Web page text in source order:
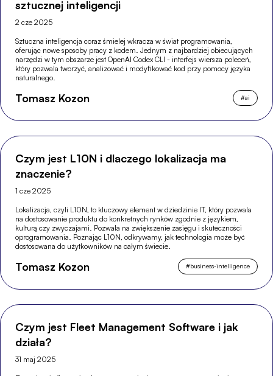
sztucznej inteligencji
2 cze 2025
Sztuczna inteligencja coraz śmielej wkracza w świat programowania,
oferując nowe sposoby pracy z kodem. Jednym z najbardziej obiecujących
narzędzi w tym obszarze jest OpenAI Codex CLI - interfejs wiersza poleceń,
który pozwala tworzyć, analizować i modyfikować kod przy pomocy języka
naturalnego.
Tomasz Kozon #ai
Czym jest L10N i dlaczego lokalizacja ma
znaczenie?
1 cze 2025
Lokalizacja, czyli L10N, to kluczowy element w dziedzinie IT, który pozwala
na dostosowanie produktu do konkretnych rynków zgodnie z językiem,
kulturą czy zwyczajami. Pozwala na zwiększenie zasięgu i skuteczności
oprogramowania. Poznając L10N, odkrywamy, jak technologia może być
dostosowana do użytkowników na całym świecie.
Tomasz Kozon #business-intelligence
Czym jest Fleet Management Software i jak
działa?
31 maj 2025